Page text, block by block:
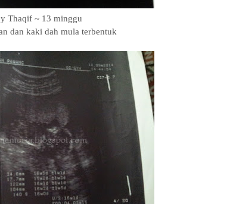
Thaqif ~ 13 minggu
dan kaki dah mula terbentuk